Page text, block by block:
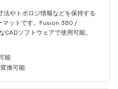
やトポロジ情報などを保持する
マットです。Fusion 360 /
ソフトウェアで使用可能。
能
換可能